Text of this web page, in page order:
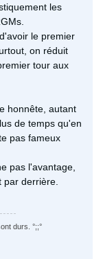
les
le premier
on réduit
tour aux
honnête, autant
de temps qu'en
pas fameux
pas l'avantage,
derrière.
durs. °;;°